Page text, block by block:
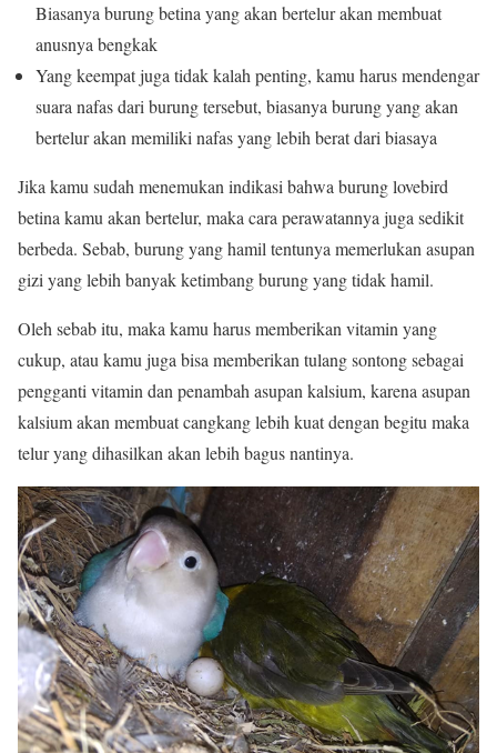
Biasanya burung betina yang akan bertelur akan membuat
anusnya bengkak
Yang keempat juga tidak kalah penting, kamu harus mendengar
suara nafas dari burung tersebut, biasanya burung yang akan
bertelur akan memiliki nafas yang lebih berat dari biasaya
Jika kamu sudah menemukan indikasi bahwa burung lovebird
betina kamu akan bertelur, maka cara perawatannya juga sedikit
berbeda. Sebab, burung yang hamil tentunya memerlukan asupan
gizi yang lebih banyak ketimbang burung yang tidak hamil.
Oleh sebab itu, maka kamu harus memberikan vitamin yang
cukup, atau kamu juga bisa memberikan tulang sontong sebagai
pengganti vitamin dan penambah asupan kalsium, karena asupan
kalsium akan membuat cangkang lebih kuat dengan begitu maka
telur yang dihasilkan akan lebih bagus nantinya.